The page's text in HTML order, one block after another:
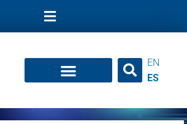
EN
ES